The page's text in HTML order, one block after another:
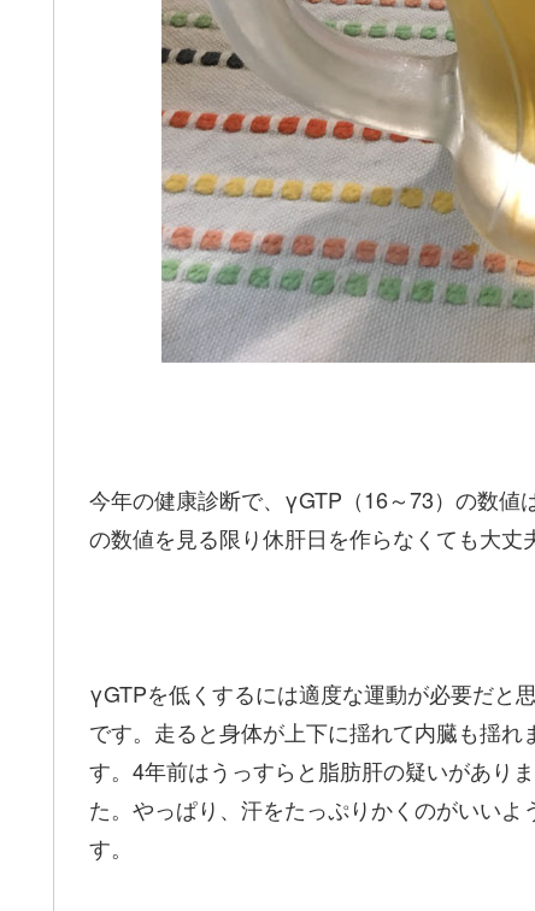
今年の健康診断で、γGTP（16～73）の数値
の数値を見る限り休肝日を作らなくても大丈
γGTPを低くするには適度な運動が必要だと
です。走ると身体が上下に揺れて内臓も揺
す。4年前はうっすらと脂肪肝の疑いがあり
た。やっぱり、汗をたっぷりかくのがいい
す。